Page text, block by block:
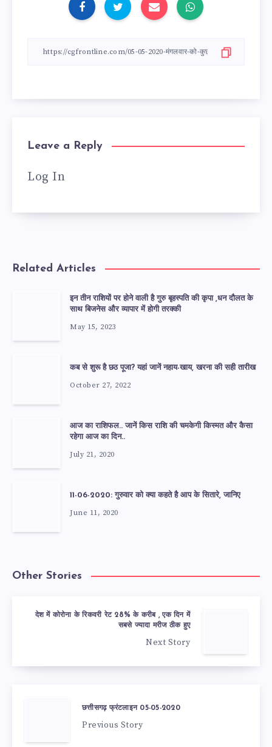
Leave a Reply
Log In
Related Articles
इन तीन राशियों पर होने वाली है गुरु बृहस्पति की कृपा ,धन दौलत के
साथ बिजनेस और व्यापार में होगी तरक्की
May 15, 2023
कब से शुरू है छठ पूजा? यहां जानें नहाय-खाय, खरना की सही तारीख
October 27, 2022
आज का राशिफल.. जानें किस राशि की चमकेगी किस्मत और कैसा
रहेगा आज का दिन..
July 21, 2020
11-06-2020: गुरुवार को क्या कहते है आप के सितारे, जानिए
June 11, 2020
Other Stories
देश में कोरोना के रिकवरी रेट 28% के करीब , एक दिन में
सबसे ज्यादा मरीज ठीक हुए
Next Story
छत्तीसगढ़ फ्रंटलाइन 05-05-2020
Previous Story